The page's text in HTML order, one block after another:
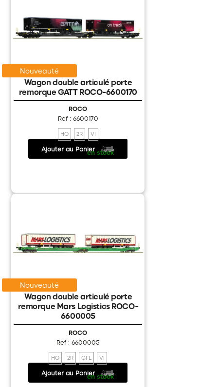
Nouveauté
Wagon double articulé porte
remorque GATT ROCO-6600170
ROCO
Ref : 6600170
HO 2R VI
115.20 € /en stock
Ajouter au Panier
Nouveauté
Wagon double articulé porte
remorque Mars Logistics ROCO-
6600005
ROCO
Ref : 6600005
HO 2R CFL VI
115.20 € /en stock
Ajouter au Panier